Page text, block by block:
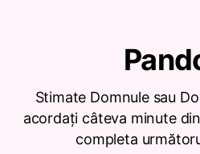
Stimate Domnule sau
acordați câteva minute
completa